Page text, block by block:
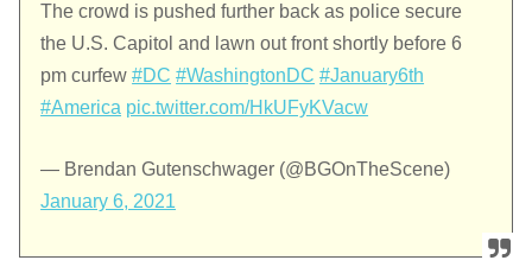
The crowd is pushed further back as police secure
the U.S. Capitol and lawn out front shortly before 6
pm curfew#DC #WashingtonDC #January6th
#America pic.twitter.com/HkUFyKVacw
— Brendan Gutenschwager (@BGOnTheScene)
January 6, 2021